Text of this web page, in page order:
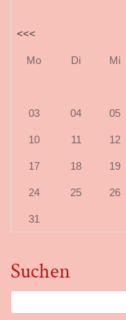
<<<
Mo Di Mi
03 04 05
10 11 12
17 18 19
24 25 26
31
Suchen